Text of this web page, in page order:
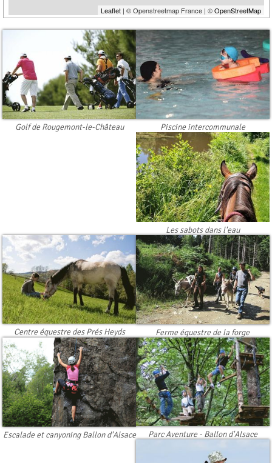
Leaflet| © Openstreetmap France | ©OpenStreetMap
Golf de Rougemont-le-Château Piscine intercommunale
Les sabots dans l'eau
Centre équestre des Prés Heyds Ferme équestre de la forge
Escalade et canyoning Ballon d'Alsace Parc Aventure - Ballon d'Alsace